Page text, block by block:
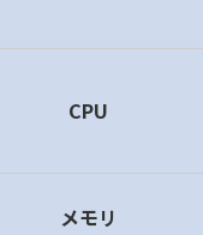
CPU
メモリ